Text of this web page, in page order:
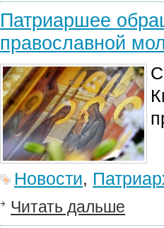
Патриаршее
православной
Новости,
Читать дальше